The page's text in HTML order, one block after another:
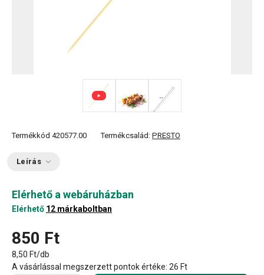
Termékkód 420577.00 Termékcsalád: PRESTO
Leírás
Elérhető a webáruházban
Elérhető 12 márkaboltban
850 Ft
8,50 Ft/db
A vásárlással megszerzett pontok értéke: 26 Ft